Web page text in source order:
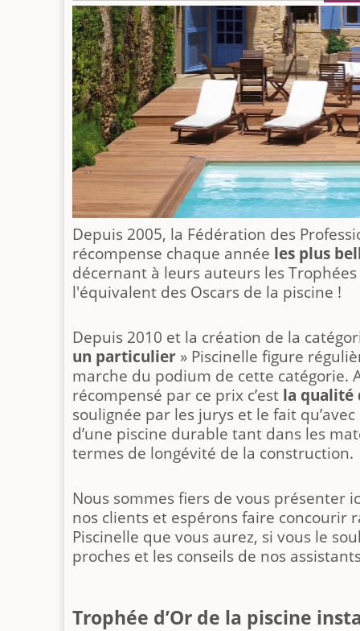
Depuis 2005, la Fédération des
récompense chaque année les plus
décernant à leurs auteurs les Trophées
l'équivalent des Oscars de la piscine !
Depuis 2010 et la création de la
un particulier » Piscinelle figure
marche du podium de cette catégorie.
récompensé par ce prix c’est la qualité
soulignée par les jurys et le fait qu’avec
d’une piscine durable tant dans les
termes de longévité de la construction.
Nous sommes fiers de vous présenter
nos clients et espérons faire concourir
Piscinelle que vous aurez, si vous le
proches et les conseils de nos
Trophée d’Or de la piscine